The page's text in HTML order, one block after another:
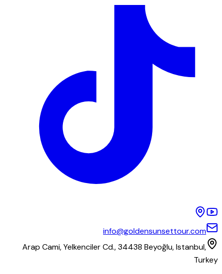
info@goldensunsettour.com
Arap Cami, Yelkenciler Cd., 34438 Beyoğlu, Istanbul,
Turkey